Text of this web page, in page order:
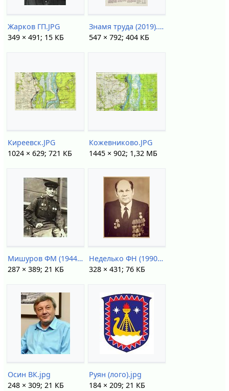
Жарков ГП.JPG
349 × 491; 15 КБ
Знамя труда (2019).jpg
547 × 792; 404 КБ
Киреевск.JPG
1024 × 629; 721 КБ
Кожевниково.JPG
1445 × 902; 1,32 МБ
Мишуров ФМ (1944).JPG
287 × 389; 21 КБ
Неделько ФН (1990-е).jpg
328 × 431; 76 КБ
Осин ВК.jpg
248 × 309; 21 КБ
Руян (лого).jpg
184 × 209; 21 КБ